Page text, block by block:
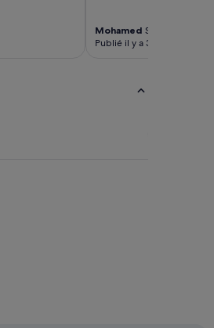
Mohamed Séjour de 2
Publié il y a 3 semaines